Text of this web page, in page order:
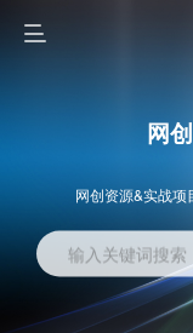
网
网创资源&实战
输入关键词搜索